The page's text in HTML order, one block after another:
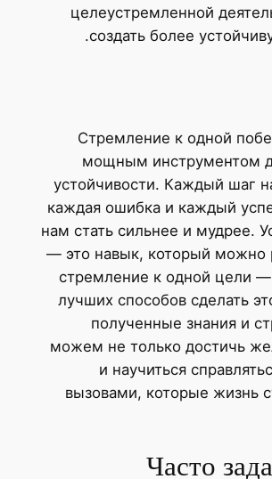
целеустремленной
создать более
Стремление к одной
мощным инструментом
устойчивости. Каждый шаг
каждая ошибка и каждый
нам стать сильнее и мудрее.
— это навык, который можно
стремление к одной цели —
лучших способов сделать
полученные знания и
можем не только достичь
и научиться
вызовами, которые жизнь
Часто